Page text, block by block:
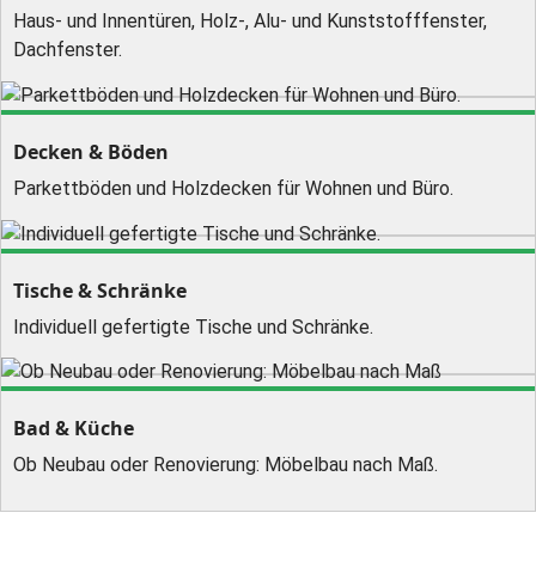
Haus- und Innentüren, Holz-, Alu- und Kunststofffenster,
Dachfenster.
Decken & Böden
Parkettböden und Holzdecken für Wohnen und Büro.
Tische & Schränke
Individuell gefertigte Tische und Schränke.
Bad & Küche
Ob Neubau oder Renovierung: Möbelbau nach Maß.